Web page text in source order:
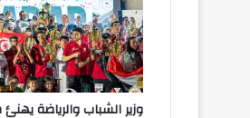
وزير الشباب والرياضة